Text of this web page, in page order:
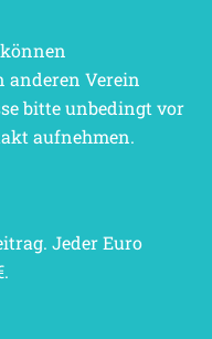
anderen Verein
bitte unbedingt vor
aufnehmen.
Jeder Euro